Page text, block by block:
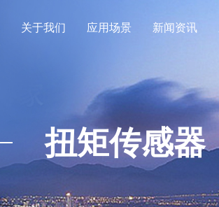
关于我们 应用场景 新闻资讯
扭矩传感器